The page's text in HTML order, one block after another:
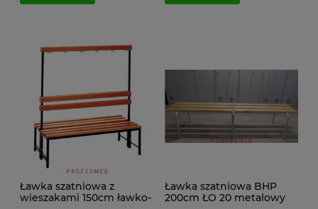
Ławka szatniowa z
wieszakami 150cm ławko-
Ławka szatniowa BHP
200cm ŁO 20 metalowy